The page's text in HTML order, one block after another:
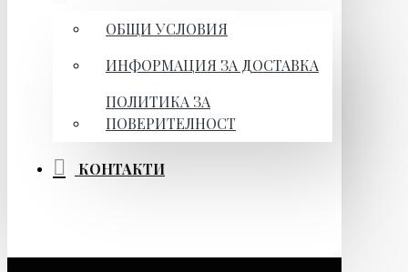
ОБЩИ УСЛОВИЯ
ИНФОРМАЦИЯ ЗА ДОСТАВКА
ПОЛИТИКА ЗА
ПОВЕРИТЕЛНОСТ
КОНТАКТИ